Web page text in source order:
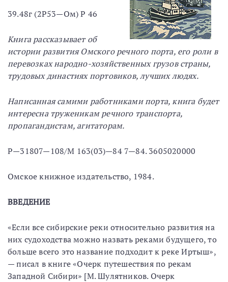
39.48г (2Р53—Ом) Р 46
Книга рассказывает об
истории развития Омского речного порта, его роли в
перевозках народно-хозяйственных грузов страны,
трудовых династиях портовиков, лучших людях.
Написанная самими работниками порта, книга будет
интересна труженикам речного транспорта,
пропагандистам, агитаторам.
Р—31807—108/М 163(03)—84 7—84. 3605020000
Омское книжное издательство, 1984.
ВВЕДЕНИЕ
«Если все сибирские реки относительно развития на
них судоходства можно назвать реками будущего, то
больше всего это название подходит к реке Иртыш»,
— писал в книге «Очерк путешествия по рекам
Западной Сибири» [М. Шулятников. Очерк